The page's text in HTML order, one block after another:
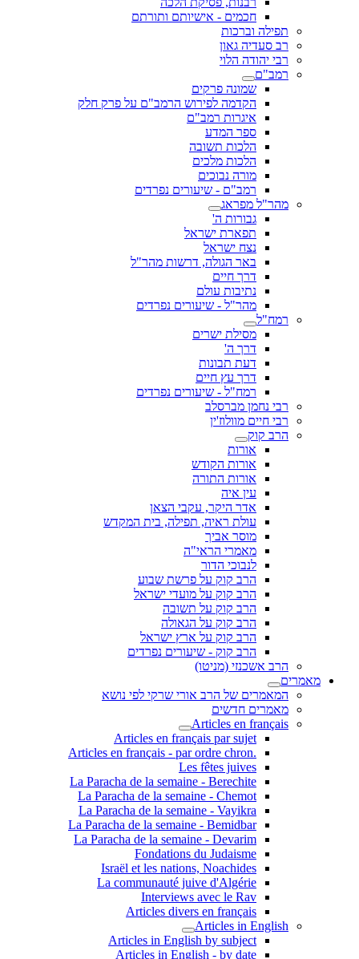
חכמים - אישיותם ותורתם
תפילה וברכות
רב סעדיה גאון
רבי יהודה הלוי
רמב"ם
שמונה פרקים
הקדמה לפירוש הרמב"ם על פרק חלק
איגרות רמב"ם
ספר המדע
הלכות תשובה
הלכות מלכים
מורה נבוכים
רמב"ם - שיעורים נפרדים
מהר"ל מפראג
גבורות ה'
תפארת ישראל
נצח ישראל
באר הגולה, דרשות מהר"ל
דרך חיים
נתיבות עולם
מהר"ל - שיעורים נפרדים
רמח"ל
מסילת ישרים
דרך ה'
דעת תבונות
דרך עץ חיים
רמח"ל - שיעורים נפרדים
רבי נחמן מברסלב
רבי חיים מוולוז'ין
הרב קוק
אורות
אורות הקודש
אורות התורה
עין איה
אדר היקר, עקבי הצאן
עולת ראיה, תפילה, בית המקדש
מוסר אביך
מאמרי הראי"ה
לנבוכי הדור
הרב קוק על פרשת שבוע
הרב קוק על מועדי ישראל
הרב קוק על תשובה
הרב קוק על הגאולה
הרב קוק על ארץ ישראל
הרב קוק - שיעורים נפרדים
הרב אשכנזי (מניטו)
מאמרים
המאמרים של הרב אורי שרקי לפי נושא
מאמרים חדשים
Articles en français
Articles en français par sujet
.Articles en français - par ordre chron
Les fêtes juives
La Paracha de la semaine - Berechite
La Paracha de la semaine - Chemot
La Paracha de la semaine - Vayikra
La Paracha de la semaine - Bemidbar
La Paracha de la semaine - Devarim
Fondations du Judaisme
Israël et les nations, Noachides
La communauté juive d'Algérie
Interviews avec le Rav
Articles divers en français
Articles in English
Articles in English by subject
Articles in English - by date